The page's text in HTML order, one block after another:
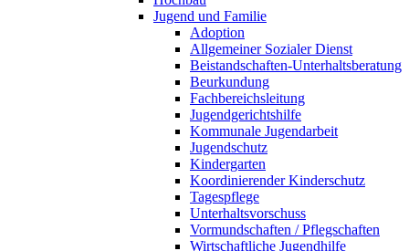
Jugend und Familie
Adoption
Allgemeiner Sozialer Dienst
Beistandschaften-Unterhaltsberatung
Beurkundung
Fachbereichsleitung
Jugendgerichtshilfe
Kommunale Jugendarbeit
Jugendschutz
Kindergarten
Koordinierender Kinderschutz
Tagespflege
Unterhaltsvorschuss
Vormundschaften / Pflegschaften
Wirtschaftliche Jugendhilfe